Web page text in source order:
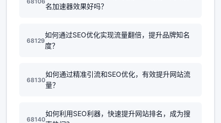
名加速器效果好吗？
68129
如何通过SEO优化实现流量翻倍，提升品牌知名
度？
68130
如何通过精准引流和SEO优化，有效提升网站流
量？
68140
如何利用SEO利器，快速提升网站排名，成为搜